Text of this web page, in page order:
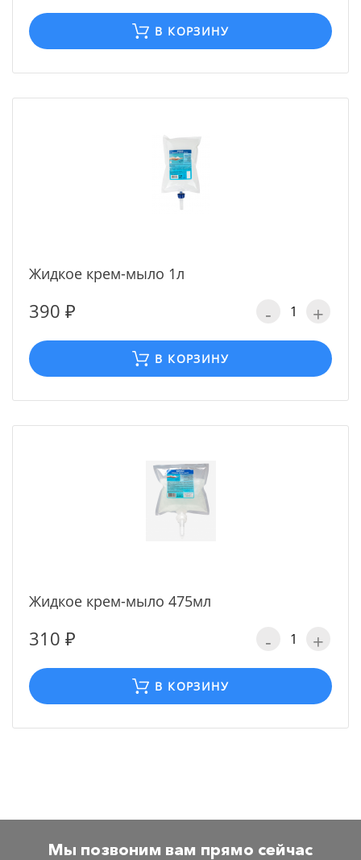
В КОРЗИНУ
Жидкое крем-мыло 1л
390 ₽ - +
В КОРЗИНУ
Жидкое крем-мыло 475мл
310 ₽ - +
В КОРЗИНУ
Мы позвоним вам прямо сейчас